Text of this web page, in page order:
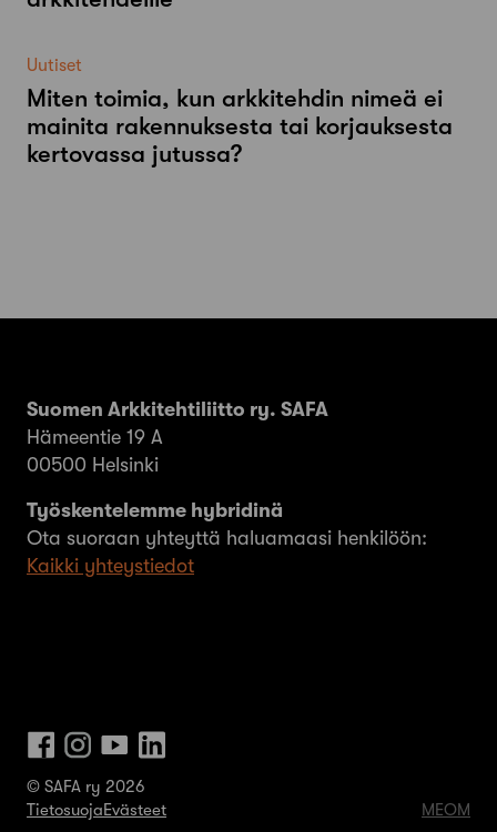
Uutiset
Miten toimia, kun arkkitehdin nimeä ei
mainita rakennuksesta tai korjauksesta
kertovassa jutussa?
Suomen Arkkitehtiliitto ry. SAFA
Hämeentie 19 A
00500 Helsinki
Työskentelemme hybridinä
Ota suoraan yhteyttä haluamaasi henkilöön:
Kaikki yhteystiedot
© SAFA ry 2026
TietosuojaEvästeet MEOM